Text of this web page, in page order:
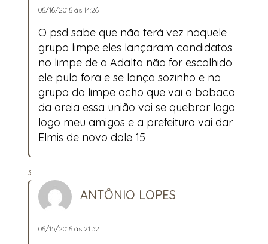
06/16/2016 às 14:26
O psd sabe que não terá vez naquele
grupo limpe eles lançaram candidatos
no limpe de o Adalto não for escolhido
ele pula fora e se lança sozinho e no
grupo do limpe acho que vai o babaca
da areia essa união vai se quebrar logo
logo meu amigos e a prefeitura vai dar
Elmis de novo dale 15
ANTÔNIO LOPES
06/15/2016 às 21:32